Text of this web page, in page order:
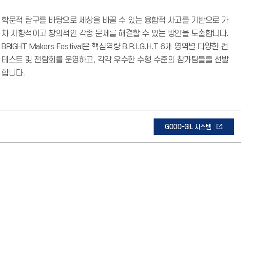
학문적 탐구를 바탕으로 세상을 바꿀 수 있는 융합적 사고를 기반으로 가
치 지향적이고 창의적인 각종 문제를 해결할 수 있는 방안을 도출합니다.
BRIGHT Makers Festival은 핵심역량 B.R.I.G.H.T 6개 영역별 다양한 컨
테스트 및 전람회를 운영하고, 각각 우수한 수행 수준의 참가팀들을 선발
합니다.
GOOD-GIL 시스템